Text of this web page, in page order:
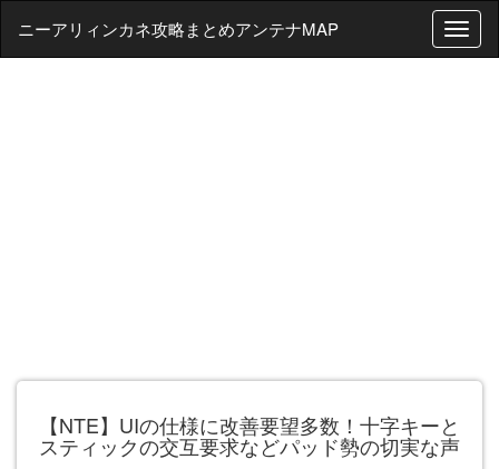
T
o
ニーアリィンカネ攻略まとめアンテナMAP
【NTE】UIの仕様に改善要望多数！十字キーと
スティックの交互要求などパッド勢の切実な声